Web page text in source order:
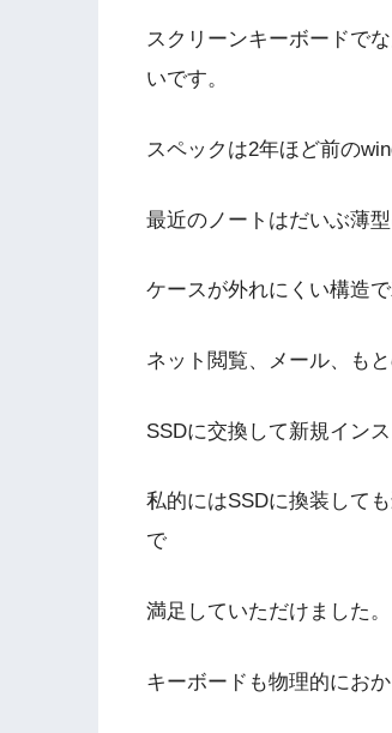
スクリーンキーボードで
いです。
スペックは2年ほど前の
最近のノートはだいぶ薄
ケースが外れにくい構造
ネット閲覧、メール、も
SSDに交換して新規イン
私的にはSSDに換装して
で
満足していただけました。
キーボードも物理的にお